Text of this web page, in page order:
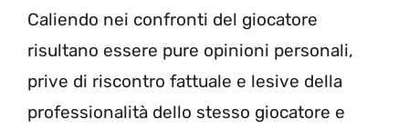
Caliendo nei confronti del giocatore
risultano essere pure opinioni personali,
prive di riscontro fattuale e lesive della
professionalità dello stesso giocatore e